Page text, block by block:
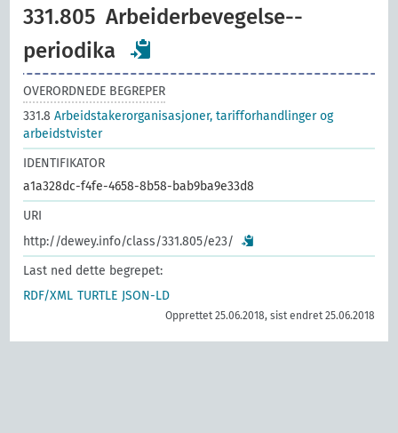
331.805 Arbeiderbevegelse--
periodika
OVERORDNEDE BEGREPER
331.8Arbeidstakerorganisasjoner, tarifforhandlinger og
arbeidstvister
IDENTIFIKATOR
a1a328dc-f4fe-4658-8b58-bab9ba9e33d8
URI
http://dewey.info/class/331.805/e23/
Last ned dette begrepet:
RDF/XML TURTLE JSON-LD
Opprettet 25.06.2018, sist endret 25.06.2018